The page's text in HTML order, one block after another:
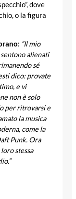
dove
o la figura
“Il mio
alienati
sé
dico: provate
e vi
non è solo
per ritrovarsi e
la musica
come la
Punk. Ora
stessa